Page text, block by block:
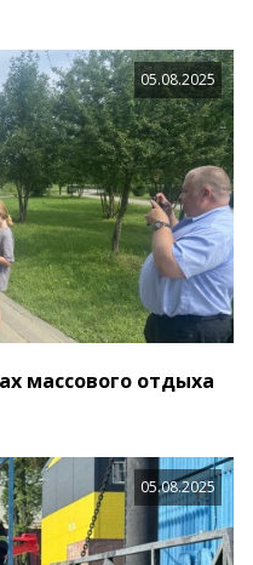
05.08.2025
массового отдыха
05.08.2025